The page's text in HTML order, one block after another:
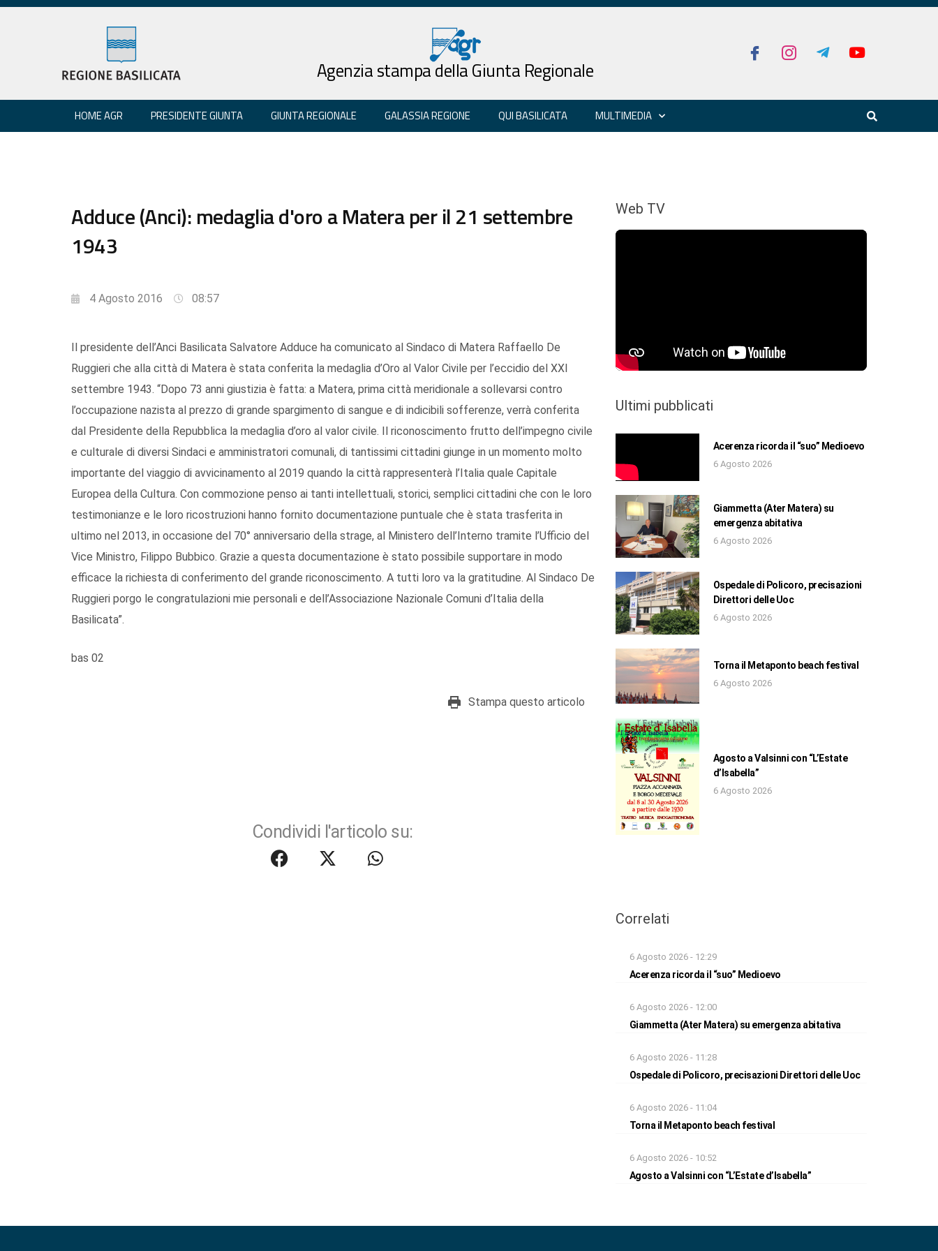
Agenzia stampa della Giunta Regionale
HOME AGR PRESIDENTE GIUNTA GIUNTA REGIONALE GALASSIA REGIONE QUI BASILICATA MULTIMEDIA
Adduce (Anci): medaglia d'oro a Matera per il 21 settembre
1943
4 Agosto 2016 08:57
Il presidente dell’Anci Basilicata Salvatore Adduce ha comunicato al Sindaco di Matera Raffaello De
Ruggieri che alla città di Matera è stata conferita la medaglia d’Oro al Valor Civile per l’eccidio del XXI
settembre 1943. “Dopo 73 anni giustizia è fatta: a Matera, prima città meridionale a sollevarsi contro
l’occupazione nazista al prezzo di grande spargimento di sangue e di indicibili sofferenze, verrà conferita
dal Presidente della Repubblica la medaglia d’oro al valor civile. Il riconoscimento frutto dell’impegno civile
e culturale di diversi Sindaci e amministratori comunali, di tantissimi cittadini giunge in un momento molto
importante del viaggio di avvicinamento al 2019 quando la città rappresenterà l’Italia quale Capitale
Europea della Cultura. Con commozione penso ai tanti intellettuali, storici, semplici cittadini che con le loro
testimonianze e le loro ricostruzioni hanno fornito documentazione puntuale che è stata trasferita in
ultimo nel 2013, in occasione del 70° anniversario della strage, al Ministero dell’Interno tramite l’Ufficio del
Vice Ministro, Filippo Bubbico. Grazie a questa documentazione è stato possibile supportare in modo
efficace la richiesta di conferimento del grande riconoscimento. A tutti loro va la gratitudine. Al Sindaco De
Ruggieri porgo le congratulazioni mie personali e dell’Associazione Nazionale Comuni d’Italia della
Basilicata”.
bas 02
Stampa questo articolo
Condividi l'articolo su:
Web TV
Ultimi pubblicati
Acerenza ricorda il “suo” Medioevo
6 Agosto 2026
Giammetta (Ater Matera) su
emergenza abitativa
6 Agosto 2026
Ospedale di Policoro, precisazioni
Direttori delle Uoc
6 Agosto 2026
Torna il Metaponto beach festival
6 Agosto 2026
Agosto a Valsinni con “L’Estate
d’Isabella”
6 Agosto 2026
Correlati
6 Agosto 2026 - 12:29
Acerenza ricorda il “suo” Medioevo
6 Agosto 2026 - 12:00
Giammetta (Ater Matera) su emergenza abitativa
6 Agosto 2026 - 11:28
Ospedale di Policoro, precisazioni Direttori delle Uoc
6 Agosto 2026 - 11:04
Torna il Metaponto beach festival
6 Agosto 2026 - 10:52
Agosto a Valsinni con “L’Estate d’Isabella”